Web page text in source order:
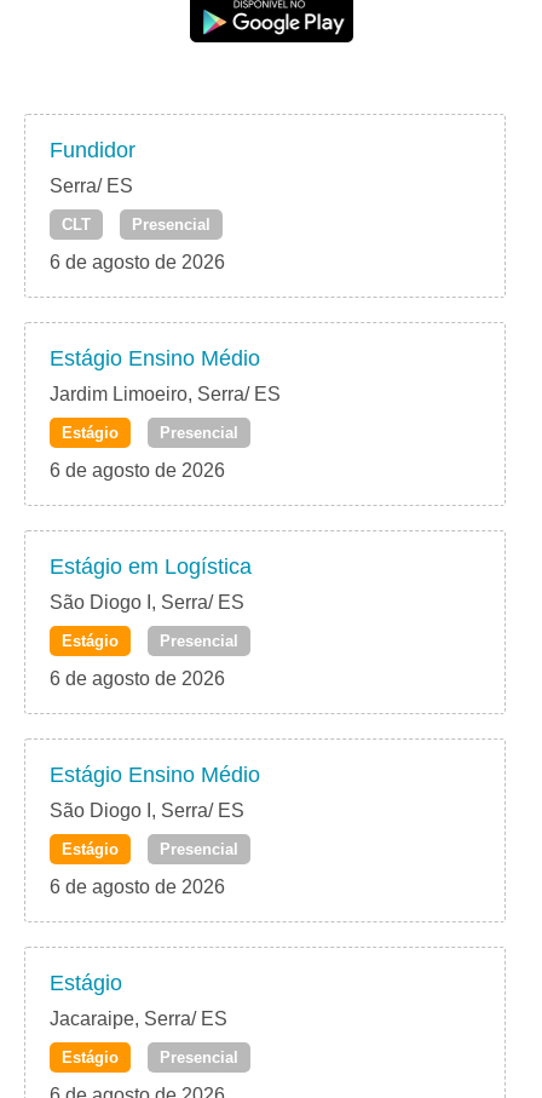
Fundidor
Serra/ ES
CLT Presencial
6 de agosto de 2026
Estágio Ensino Médio
Jardim Limoeiro, Serra/ ES
Estágio Presencial
6 de agosto de 2026
Estágio em Logística
São Diogo I, Serra/ ES
Estágio Presencial
6 de agosto de 2026
Estágio Ensino Médio
São Diogo I, Serra/ ES
Estágio Presencial
6 de agosto de 2026
Estágio
Jacaraipe, Serra/ ES
Estágio Presencial